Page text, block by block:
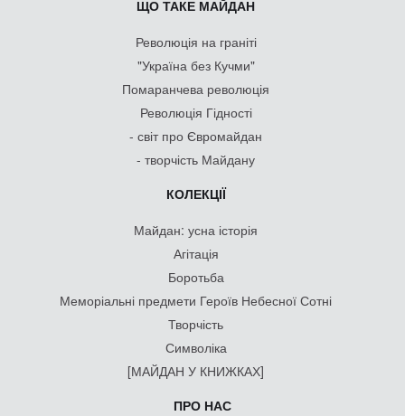
ЩО ТАКЕ МАЙДАН
Революція на граніті
"Україна без Кучми"
Помаранчева революція
Революція Гідності
- світ про Євромайдан
- творчість Майдану
КОЛЕКЦІЇ
Майдан: усна історія
Агітація
Боротьба
Меморіальні предмети Героїв Небесної Сотні
Творчість
Символіка
[МАЙДАН У КНИЖКАХ]
ПРО НАС